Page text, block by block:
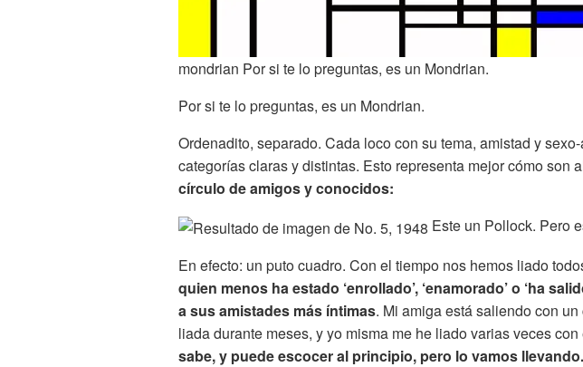
mondrian Por si te lo preguntas, es un Mondrian.
Por si te lo preguntas, es un Mondrian.
Ordenadito, separado. Cada loco con su tema, amistad y
categorías claras y distintas. Esto representa mejor cómo son
círculo de amigos y conocidos:
Este un Pollock. Pero
En efecto: un puto cuadro. Con el tiempo nos hemos liado
quien menos ha estado ‘enrollado’, ‘enamorado’ o ‘ha
a sus amistades más íntimas. Mi amiga está saliendo con
liada durante meses, y yo misma me he liado varias veces
sabe, y puede escocer al principio, pero lo vamos llevando.